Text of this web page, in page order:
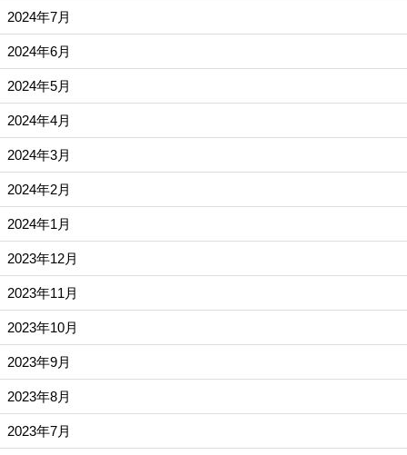
2024年7月
2024年6月
2024年5月
2024年4月
2024年3月
2024年2月
2024年1月
2023年12月
2023年11月
2023年10月
2023年9月
2023年8月
2023年7月